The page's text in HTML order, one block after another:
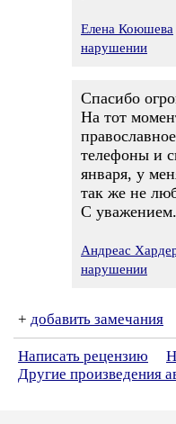
Елена Коюшева
нарушении
Спасибо
На тот
телефоны и
января, у
так же не
С уважением.
Андреас
нарушении
+ добавить замечания
Написать рецензию
Другие произведения